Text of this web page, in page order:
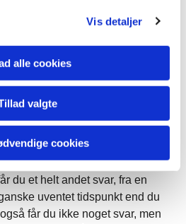
Vis detaljer
alle cookies
valgte
cookies
sted i selvsamme avis: gæren
til noget andet end
vin.
storladen, minimalistisk
i os, som vi ikke vidste, vi
En indskydelse til at gøre
eller dele vores smerte med
du et helt andet svar, fra en
uventet tidspunkt end du
får du ikke noget svar, men